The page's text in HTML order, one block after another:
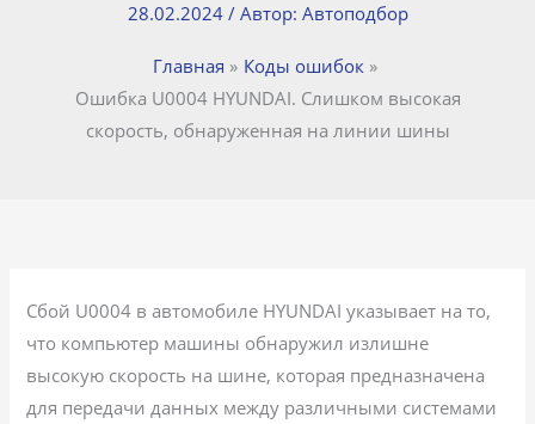
28.02.2024 / Автор: Автоподбор
Главная
Коды ошибок
Ошибка U0004 HYUNDAI. Слишком высокая
скорость, обнаруженная на линии шины
Сбой U0004 в автомобиле HYUNDAI указывает на то,
что компьютер машины обнаружил излишне
высокую скорость на шине, которая предназначена
для передачи данных между различными системами